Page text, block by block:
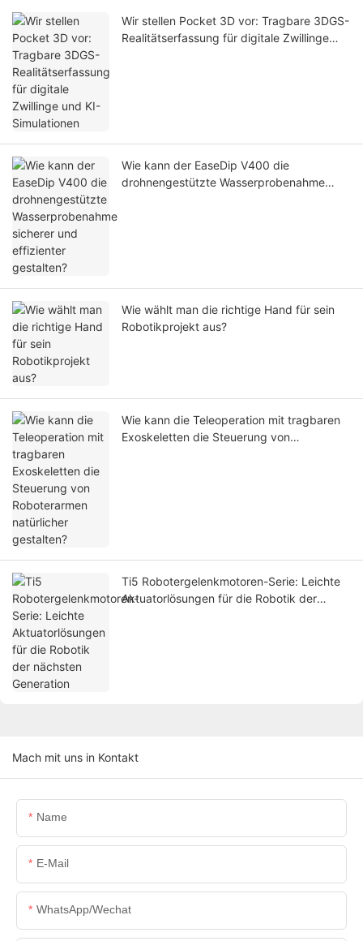
Wir stellen Pocket 3D vor: Tragbare 3DGS-
Realitätserfassung für digitale Zwillinge
Wie kann der EaseDip V400 die
drohnengestützte Wasserprobenahme
Wie wählt man die richtige Hand für sein
Robotikprojekt aus?
Wie kann die Teleoperation mit tragbaren
Exoskeletten die Steuerung von
Ti5 Robotergelenkmotoren-Serie: Leichte
Aktuatorlösungen für die Robotik der
Mach mit uns in Kontakt
Name
E-Mail
WhatsApp/Wechat